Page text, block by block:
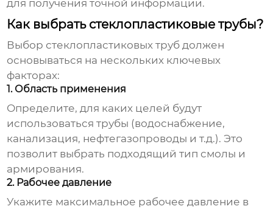
для получения точной информации.
Как выбрать стеклопластиковые трубы?
Выбор стеклопластиковых труб должен
основываться на нескольких ключевых
факторах:
1. Область применения
Определите, для каких целей будут
использоваться трубы (водоснабжение,
канализация, нефтегазопроводы и т.д.). Это
позволит выбрать подходящий тип смолы и
армирования.
2. Рабочее давление
Укажите максимальное рабочее давление в